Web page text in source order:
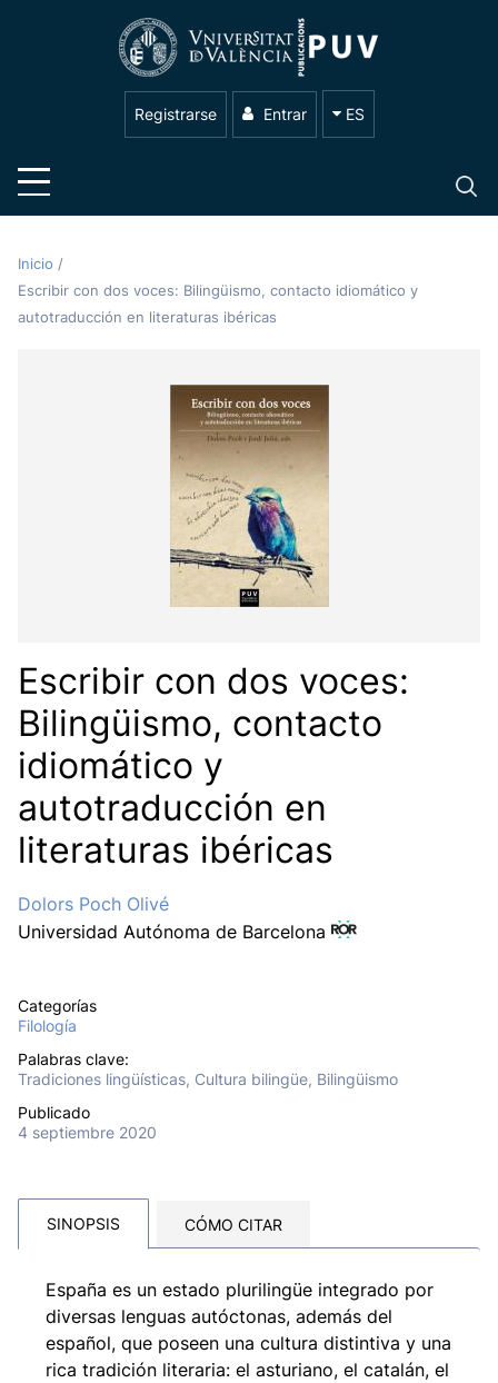
Registrarse Entrar ES
Inicio /
Escribir con dos voces: Bilingüismo, contacto idiomático y
autotraducción en literaturas ibéricas
Escribir con dos voces:
Bilingüismo, contacto
idiomático y
autotraducción en
literaturas ibéricas
Dolors Poch Olivé
Universidad Autónoma de Barcelona
Categorías
Filología
Palabras clave:
Tradiciones lingüísticas, Cultura bilingüe, Bilingüismo
Publicado
4 septiembre 2020
SINOPSIS CÓMO CITAR
España es un estado plurilingüe integrado por
diversas lenguas autóctonas, además del
español, que poseen una cultura distintiva y una
rica tradición literaria: el asturiano, el catalán, el